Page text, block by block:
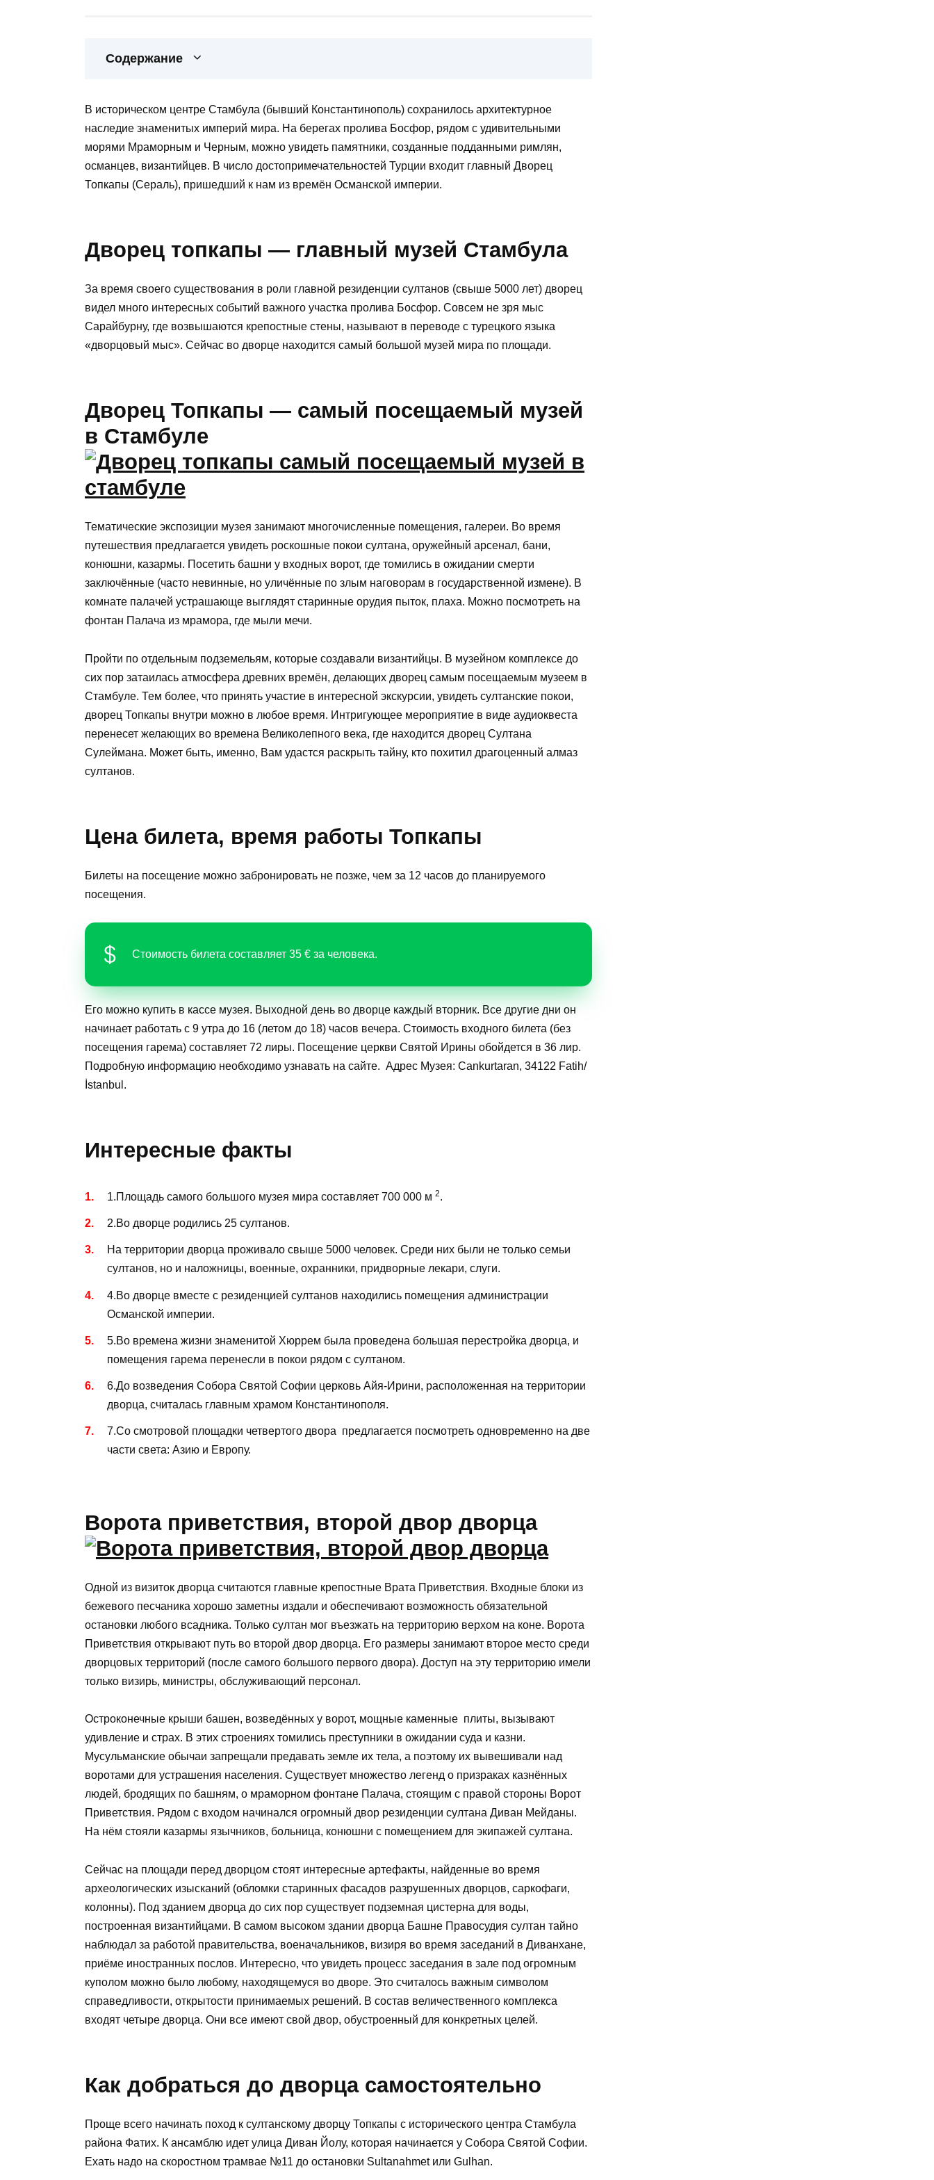
Содержание
В историческом центре Стамбула (бывший Константинополь) сохранилось архитектурное
наследие знаменитых империй мира. На берегах пролива Босфор, рядом с удивительными
морями Мраморным и Черным, можно увидеть памятники, созданные подданными римлян,
османцев, византийцев. В число достопримечательностей Турции входит главный Дворец
Топкапы (Сераль), пришедший к нам из времён Османской империи.
Дворец топкапы — главный музей Стамбула
За время своего существования в роли главной резиденции султанов (свыше 5000 лет) дворец
видел много интересных событий важного участка пролива Босфор. Совсем не зря мыс
Сарайбурну, где возвышаются крепостные стены, называют в переводе с турецкого языка
«дворцовый мыс». Сейчас во дворце находится самый большой музей мира по площади.
Дворец Топкапы — самый посещаемый музей
в Стамбуле
Тематические экспозиции музея занимают многочисленные помещения, галереи. Во время
путешествия предлагается увидеть роскошные покои султана, оружейный арсенал, бани,
конюшни, казармы. Посетить башни у входных ворот, где томились в ожидании смерти
заключённые (часто невинные, но уличённые по злым наговорам в государственной измене). В
комнате палачей устрашающе выглядят старинные орудия пыток, плаха. Можно посмотреть на
фонтан Палача из мрамора, где мыли мечи.
Пройти по отдельным подземельям, которые создавали византийцы. В музейном комплексе до
сих пор затаилась атмосфера древних времён, делающих дворец самым посещаемым музеем в
Стамбуле. Тем более, что принять участие в интересной экскурсии, увидеть султанские покои,
дворец Топкапы внутри можно в любое время. Интригующее мероприятие в виде аудиоквеста
перенесет желающих во времена Великолепного века, где находится дворец Султана
Сулеймана. Может быть, именно, Вам удастся раскрыть тайну, кто похитил драгоценный алмаз
султанов.
Цена билета, время работы Топкапы
Билеты на посещение можно забронировать не позже, чем за 12 часов до планируемого
посещения.
Стоимость билета составляет 35 € за человека.
Его можно купить в кассе музея. Выходной день во дворце каждый вторник. Все другие дни он
начинает работать с 9 утра до 16 (летом до 18) часов вечера. Стоимость входного билета (без
посещения гарема) составляет 72 лиры. Посещение церкви Святой Ирины обойдется в 36 лир.
Подробную информацию необходимо узнавать на сайте. Адрес Музея: Cankurtaran, 34122 Fatih/
İstanbul.
Интересные факты
1.Площадь самого большого музея мира составляет 700 000 м 2.
2.Во дворце родились 25 султанов.
На территории дворца проживало свыше 5000 человек. Среди них были не только семьи
султанов, но и наложницы, военные, охранники, придворные лекари, слуги.
4.Во дворце вместе с резиденцией султанов находились помещения администрации
Османской империи.
5.Во времена жизни знаменитой Хюррем была проведена большая перестройка дворца, и
помещения гарема перенесли в покои рядом с султаном.
6.До возведения Собора Святой Софии церковь Айя-Ирини, расположенная на территории
дворца, считалась главным храмом Константинополя.
7.Со смотровой площадки четвертого двора предлагается посмотреть одновременно на две
части света: Азию и Европу.
Ворота приветствия, второй двор дворца
Одной из визиток дворца считаются главные крепостные Врата Приветствия. Входные блоки из
бежевого песчаника хорошо заметны издали и обеспечивают возможность обязательной
остановки любого всадника. Только султан мог въезжать на территорию верхом на коне. Ворота
Приветствия открывают путь во второй двор дворца. Его размеры занимают второе место среди
дворцовых территорий (после самого большого первого двора). Доступ на эту территорию имели
только визирь, министры, обслуживающий персонал.
Остроконечные крыши башен, возведённых у ворот, мощные каменные плиты, вызывают
удивление и страх. В этих строениях томились преступники в ожидании суда и казни.
Мусульманские обычаи запрещали предавать земле их тела, а поэтому их вывешивали над
воротами для устрашения населения. Существует множество легенд о призраках казнённых
людей, бродящих по башням, о мраморном фонтане Палача, стоящим с правой стороны Ворот
Приветствия. Рядом с входом начинался огромный двор резиденции султана Диван Мейданы.
На нём стояли казармы язычников, больница, конюшни с помещением для экипажей султана.
Сейчас на площади перед дворцом стоят интересные артефакты, найденные во время
археологических изысканий (обломки старинных фасадов разрушенных дворцов, саркофаги,
колонны). Под зданием дворца до сих пор существует подземная цистерна для воды,
построенная византийцами. В самом высоком здании дворца Башне Правосудия султан тайно
наблюдал за работой правительства, военачальников, визиря во время заседаний в Диванхане,
приёме иностранных послов. Интересно, что увидеть процесс заседания в зале под огромным
куполом можно было любому, находящемуся во дворе. Это считалось важным символом
справедливости, открытости принимаемых решений. В состав величественного комплекса
входят четыре дворца. Они все имеют свой двор, обустроенный для конкретных целей.
Как добраться до дворца самостоятельно
Проще всего начинать поход к султанскому дворцу Топкапы с исторического центра Стамбула
района Фатих. К ансамблю идет улица Диван Йолу, которая начинается у Собора Святой Софии.
Ехать надо на скоростном трамвае №11 до остановки Sultanahmet или Gulhan.